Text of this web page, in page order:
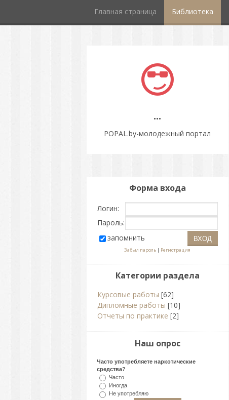
Главная страница Библиотека
...
POPAL.by-молодежный портал
Форма входа
Логин:
Пароль:
запомнить
Забыл пароль | Регистрация
Категории раздела
Курсовые работы [62]
Дипломные работы [10]
Отчеты по практике [2]
Наш опрос
Часто употребляете наркотические
средства?
Часто
Иногда
Не употребляю